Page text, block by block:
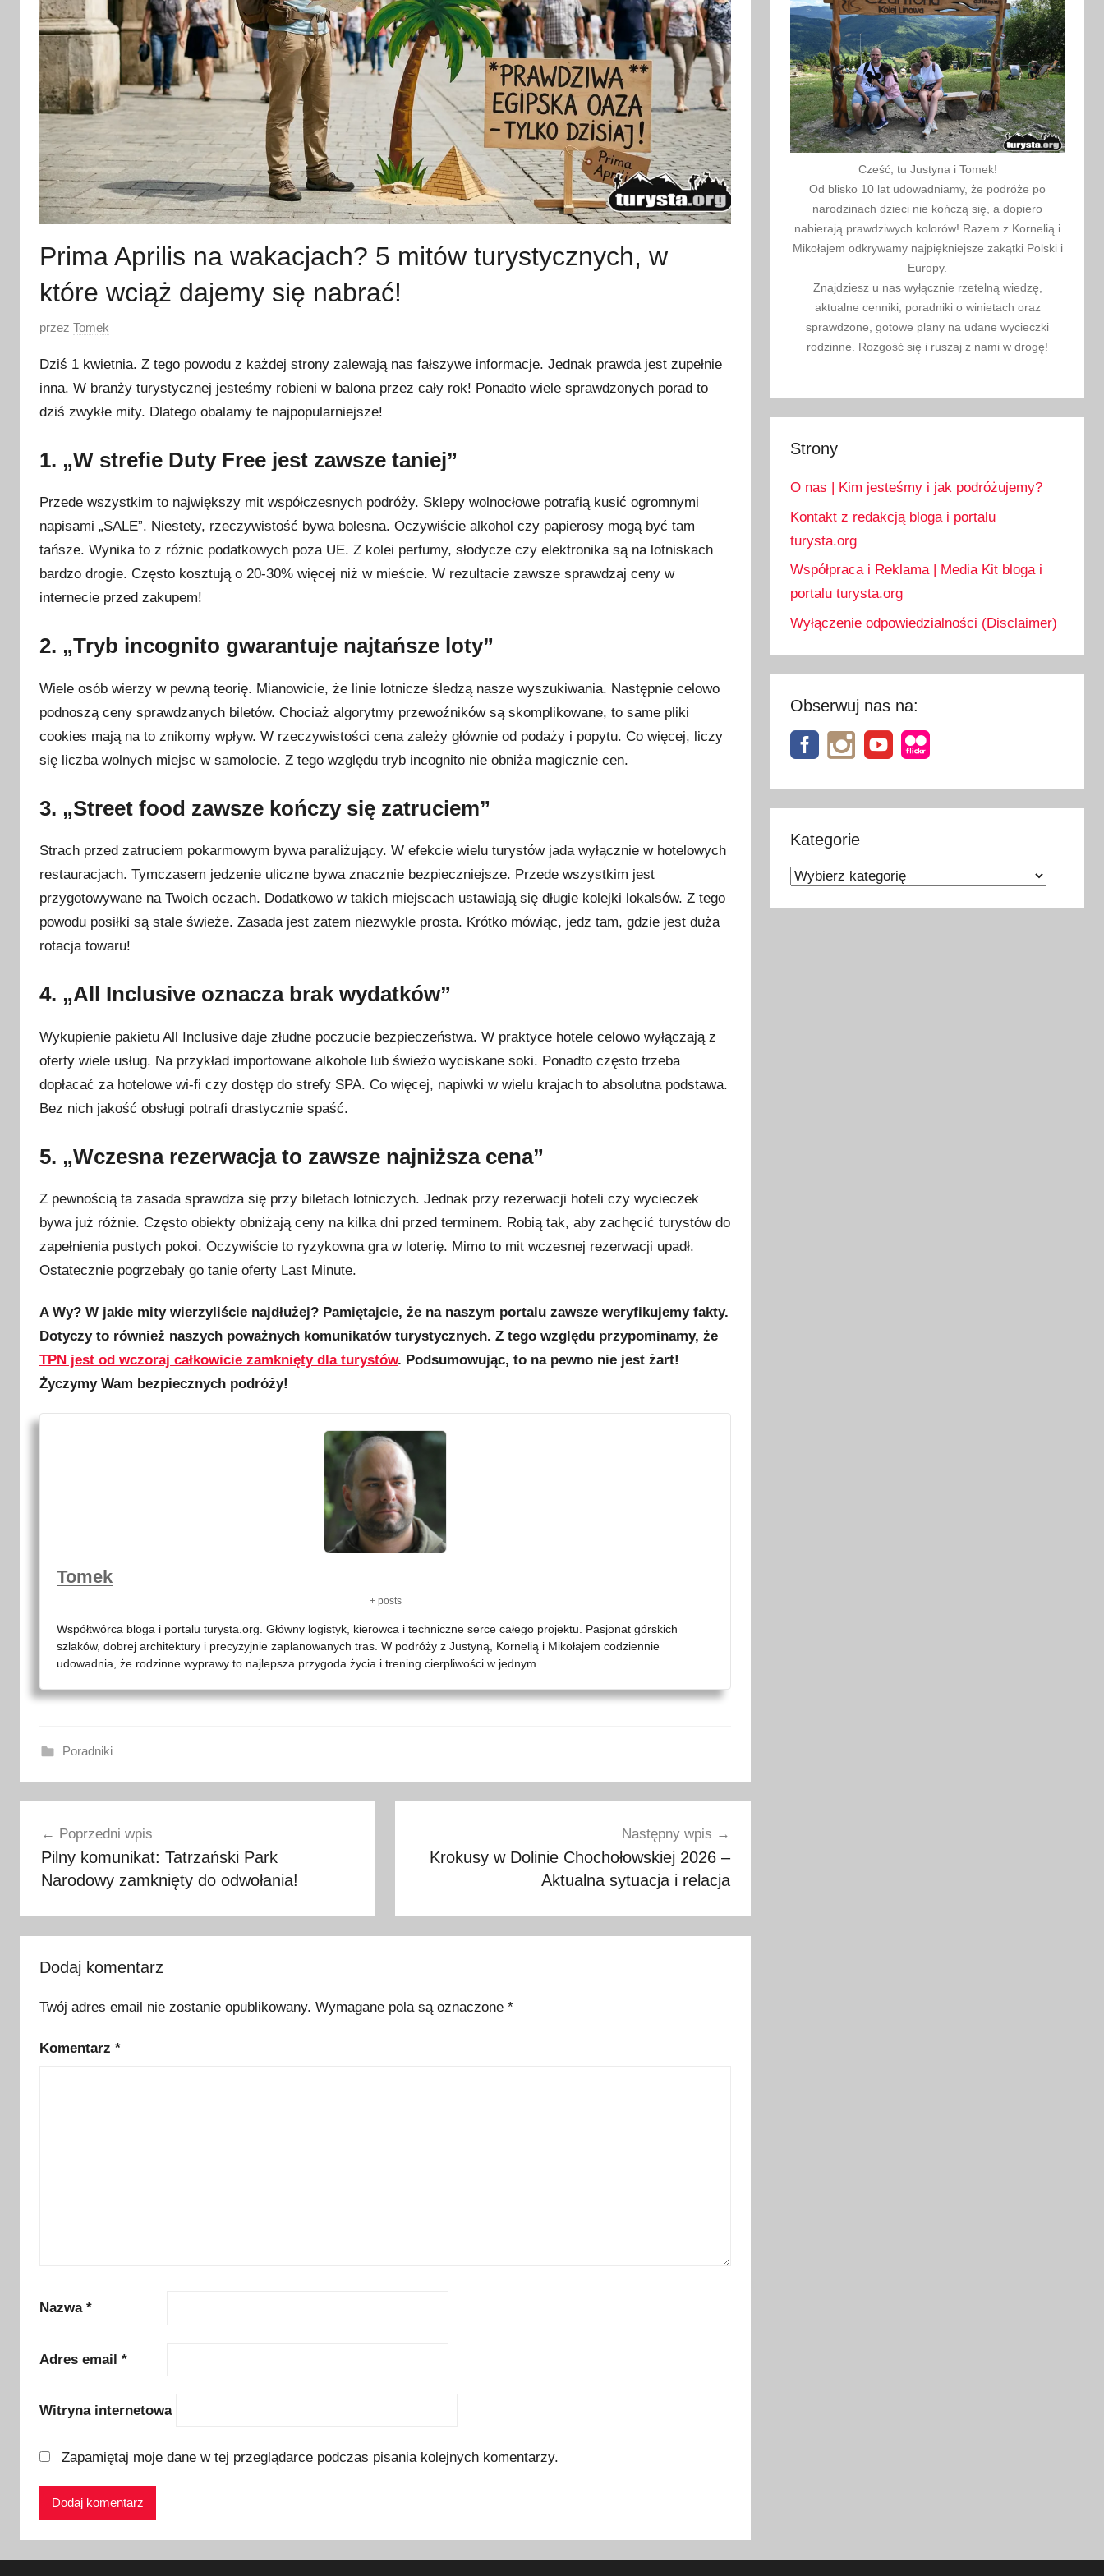
Prima Aprilis na wakacjach? 5 mitów turystycznych, w
które wciąż dajemy się nabrać!
O
u
b
l
k
w
k
i
t
n
i
a
2
przez Tomek
Dziś 1 kwietnia. Z tego powodu z każdej strony zalewają nas fałszywe informacje. Jednak prawda jest zupełnie
inna. W branży turystycznej jesteśmy robieni w balona przez cały rok! Ponadto wiele sprawdzonych porad to
dziś zwykłe mity. Dlatego obalamy te najpopularniejsze!
1. „W strefie Duty Free jest zawsze taniej”
Przede wszystkim to największy mit współczesnych podróży. Sklepy wolnocłowe potrafią kusić ogromnymi
napisami „SALE”. Niestety, rzeczywistość bywa bolesna. Oczywiście alkohol czy papierosy mogą być tam
tańsze. Wynika to z różnic podatkowych poza UE. Z kolei perfumy, słodycze czy elektronika są na lotniskach
bardzo drogie. Często kosztują o 20-30% więcej niż w mieście. W rezultacie zawsze sprawdzaj ceny w
internecie przed zakupem!
2. „Tryb incognito gwarantuje najtańsze loty”
Wiele osób wierzy w pewną teorię. Mianowicie, że linie lotnicze śledzą nasze wyszukiwania. Następnie celowo
podnoszą ceny sprawdzanych biletów. Chociaż algorytmy przewoźników są skomplikowane, to same pliki
cookies mają na to znikomy wpływ. W rzeczywistości cena zależy głównie od podaży i popytu. Co więcej, liczy
się liczba wolnych miejsc w samolocie. Z tego względu tryb incognito nie obniża magicznie cen.
3. „Street food zawsze kończy się zatruciem”
Strach przed zatruciem pokarmowym bywa paraliżujący. W efekcie wielu turystów jada wyłącznie w hotelowych
restauracjach. Tymczasem jedzenie uliczne bywa znacznie bezpieczniejsze. Przede wszystkim jest
przygotowywane na Twoich oczach. Dodatkowo w takich miejscach ustawiają się długie kolejki lokalsów. Z tego
powodu posiłki są stale świeże. Zasada jest zatem niezwykle prosta. Krótko mówiąc, jedz tam, gdzie jest duża
rotacja towaru!
4. „All Inclusive oznacza brak wydatków”
Wykupienie pakietu All Inclusive daje złudne poczucie bezpieczeństwa. W praktyce hotele celowo wyłączają z
oferty wiele usług. Na przykład importowane alkohole lub świeżo wyciskane soki. Ponadto często trzeba
dopłacać za hotelowe wi-fi czy dostęp do strefy SPA. Co więcej, napiwki w wielu krajach to absolutna podstawa.
Bez nich jakość obsługi potrafi drastycznie spaść.
5. „Wczesna rezerwacja to zawsze najniższa cena”
Z pewnością ta zasada sprawdza się przy biletach lotniczych. Jednak przy rezerwacji hoteli czy wycieczek
bywa już różnie. Często obiekty obniżają ceny na kilka dni przed terminem. Robią tak, aby zachęcić turystów do
zapełnienia pustych pokoi. Oczywiście to ryzykowna gra w loterię. Mimo to mit wczesnej rezerwacji upadł.
Ostatecznie pogrzebały go tanie oferty Last Minute.
A Wy? W jakie mity wierzyliście najdłużej? Pamiętajcie, że na naszym portalu zawsze weryfikujemy fakty.
Dotyczy to również naszych poważnych komunikatów turystycznych. Z tego względu przypominamy, że
TPN jest od wczoraj całkowicie zamknięty dla turystów. Podsumowując, to na pewno nie jest żart!
Życzymy Wam bezpiecznych podróży!
Tomek
+ posts
Współtwórca bloga i portalu turysta.org. Główny logistyk, kierowca i techniczne serce całego projektu. Pasjonat górskich
szlaków, dobrej architektury i precyzyjnie zaplanowanych tras. W podróży z Justyną, Kornelią i Mikołajem codziennie
udowadnia, że rodzinne wyprawy to najlepsza przygoda życia i trening cierpliwości w jednym.
Poradniki
y
t
s
y
z
a
p
d
ż
y
,
wpisuPoprzedni wpis
Pilny komunikat: Tatrzański Park
Narodowy zamknięty do odwołania!
Następny wpis
Krokusy w Dolinie Chochołowskiej 2026 –
Aktualna sytuacja i relacja
Dodaj komentarz
Twój adres email nie zostanie opublikowany. Wymagane pola są oznaczone *
Komentarz *
Nazwa *
Adres email *
Witryna internetowa
Zapamiętaj moje dane w tej przeglądarce podczas pisania kolejnych komentarzy.
Cześć, tu Justyna i Tomek!
Od blisko 10 lat udowadniamy, że podróże po
narodzinach dzieci nie kończą się, a dopiero
nabierają prawdziwych kolorów! Razem z Kornelią i
Mikołajem odkrywamy najpiękniejsze zakątki Polski i
Europy.
Znajdziesz u nas wyłącznie rzetelną wiedzę,
aktualne cenniki, poradniki o winietach oraz
sprawdzone, gotowe plany na udane wycieczki
rodzinne. Rozgość się i ruszaj z nami w drogę!
Strony
O nas | Kim jesteśmy i jak podróżujemy?
Kontakt z redakcją bloga i portalu
turysta.org
Współpraca i Reklama | Media Kit bloga i
portalu turysta.org
Wyłączenie odpowiedzialności (Disclaimer)
Obserwuj nas na:
Kategorie
Kategorie